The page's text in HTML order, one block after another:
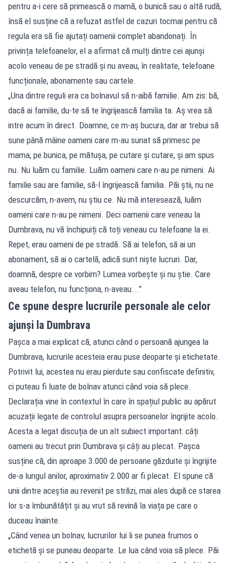
pentru a-i cere să primească o mamă, o bunică sau o altă rudă,
însă el susține că a refuzat astfel de cazuri tocmai pentru că
regula era să fie ajutați oamenii complet abandonați. În
privința telefoanelor, el a afirmat că mulți dintre cei ajunși
acolo veneau de pe stradă și nu aveau, în realitate, telefoane
funcționale, abonamente sau cartele.
„Una dintre reguli era ca bolnavul să n-aibă familie. Am zis: bă,
dacă ai familie, du-te să te îngrijească familia ta. Aș vrea să
intre acum în direct. Doamne, ce m-aș bucura, dar ar trebui să
sune până mâine oameni care m-au sunat să primesc pe
mama, pe bunica, pe mătușa, pe cutare și cutare, și am spus
nu. Nu luăm cu familie. Luăm oameni care n-au pe nimeni. Ai
familie sau are familie, să-l îngrijească familia. Păi știi, nu ne
descurcăm, n-avem, nu știu ce. Nu mă interesează, luăm
oameni care n-au pe nimeni. Deci oamenii care veneau la
Dumbrava, nu vă închipuiți că toți veneau cu telefoane la ei.
Repet, erau oameni de pe stradă. Să ai telefon, să ai un
abonament, să ai o cartelă, adică sunt niște lucruri. Dar,
doamnă, despre ce vorbim? Lumea vorbește și nu știe. Care
aveau telefon, nu funcționa, n-aveau...”
Ce spune despre lucrurile personale ale celor
ajunși la Dumbrava
Pașca a mai explicat că, atunci când o persoană ajungea la
Dumbrava, lucrurile acesteia erau puse deoparte și etichetate.
Potrivit lui, acestea nu erau pierdute sau confiscate definitiv,
ci puteau fi luate de bolnav atunci când voia să plece.
Declarația vine în contextul în care în spațiul public au apărut
acuzații legate de controlul asupra persoanelor îngrijite acolo.
Acesta a legat discuția de un alt subiect important: câți
oameni au trecut prin Dumbrava și câți au plecat. Pașca
susține că, din aproape 3.000 de persoane găzduite și îngrijite
de-a lungul anilor, aproximativ 2.000 ar fi plecat. El spune că
unii dintre aceștia au revenit pe străzi, mai ales după ce starea
lor s-a îmbunătățit și au vrut să revină la viața pe care o
duceau înainte.
„Când venea un bolnav, lucrurilor lui li se punea frumos o
etichetă și se puneau deoparte. Le lua când voia să plece. Păi